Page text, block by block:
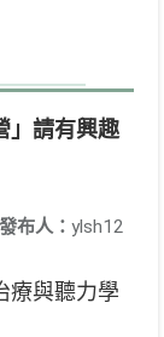
」請有興趣
發布人： ylsh12
療與聽力學